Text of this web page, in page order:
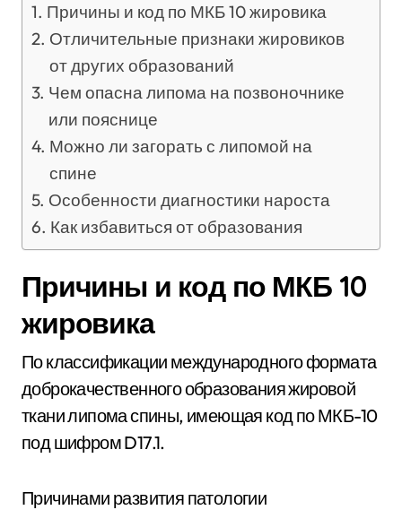
Причины и код по МКБ 10 жировика
Отличительные признаки жировиков
от других образований
Чем опасна липома на позвоночнике
или пояснице
Можно ли загорать с липомой на
спине
Особенности диагностики нароста
Как избавиться от образования
Причины и код по МКБ 10
жировика
По классификации международного формата
доброкачественного образования жировой
ткани липома спины, имеющая код по МКБ-10
подшифром D17.1.
Причинами развития патологии